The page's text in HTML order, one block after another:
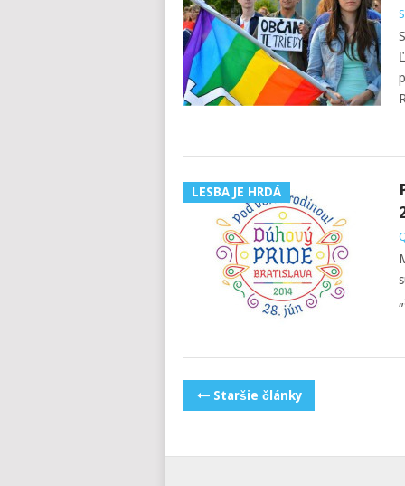
LESBA JE HRDÁ
POSTS
Staršie články